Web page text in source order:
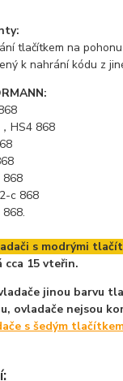
tlačítkem na pohonu
k nahrání kódu z
HS4 868
868
c 868
868.
s modrými
cca 15 vteřin.
jinou barvu
ovladače nejsou
s šedým